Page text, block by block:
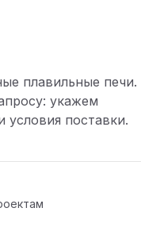
плавильные печи.
укажем
условия поставки.